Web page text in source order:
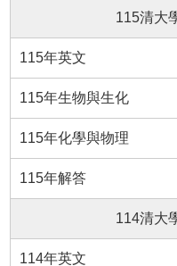
115清大
115年英文
115年生物與生化
115年化學與物理
115年解答
114清大
114年英文